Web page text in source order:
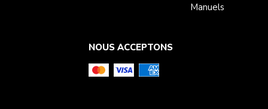
Manuels
NOUS ACCEPTONS